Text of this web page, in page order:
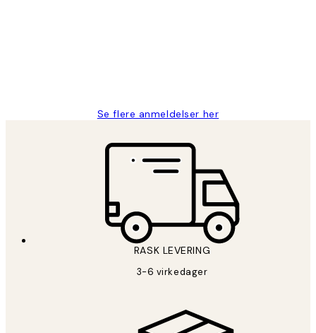
Se flere anmeldelser her
RASK LEVERING
3-6 virkedager